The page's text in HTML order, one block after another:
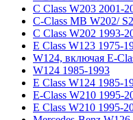
C Class W203 2001-
C-Class MB W202/
C Class W202 1993-
E Class W123 1975-
W124, включая E-
W124 1985-1993
E Class W124 1985-
E-Class W210 1995-
E Class W210 1995-